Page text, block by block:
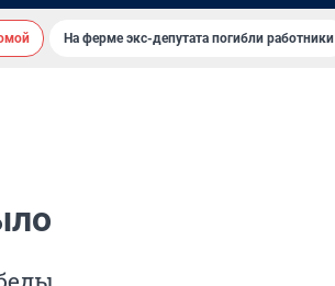
На ферме экс-депутата погибли работники